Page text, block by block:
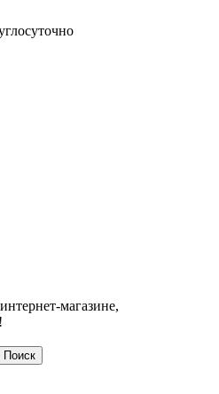
магазине,
Поиск